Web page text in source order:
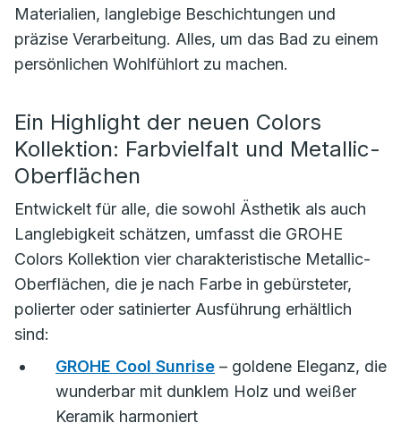
Materialien, langlebige Beschichtungen und
präzise Verarbeitung. Alles, um das Bad zu einem
persönlichen Wohlfühlort zu machen.
Ein Highlight der neuen Colors
Kollektion: Farbvielfalt und Metallic-
Oberflächen
Entwickelt für alle, die sowohl Ästhetik als auch
Langlebigkeit schätzen, umfasst die GROHE
Colors Kollektion vier charakteristische Metallic-
Oberflächen, die je nach Farbe in gebürsteter,
polierter oder satinierter Ausführung erhältlich
sind:
GROHE Cool Sunrise – goldene Eleganz, die
wunderbar mit dunklem Holz und weißer
Keramik harmoniert